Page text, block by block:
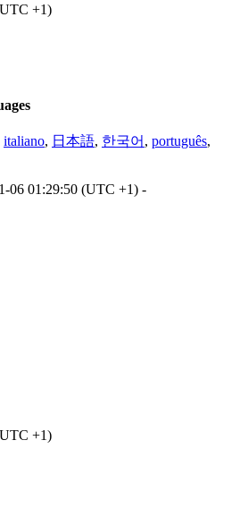
+1)
italiano, 日本語, 한국어 , português,
06 01:29:50 (UTC +1) -
+1)